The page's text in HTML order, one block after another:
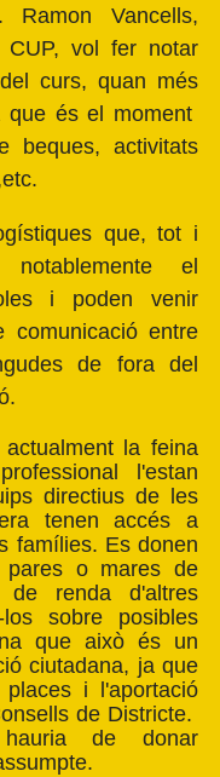
Ramon Vancells,
CUP, vol fer notar
curs, quan més
que és el moment
beques, activitats
que, tot i
el
i poden venir
comunicació entre
de fora del
la feina
l'estan
directius de les
tenen accés a
famílies. Es donen
o mares de
de renda d'altres
sobre posibles
que això és un
ciutadana, ja que
i l'aportació
de Districte.
de donar